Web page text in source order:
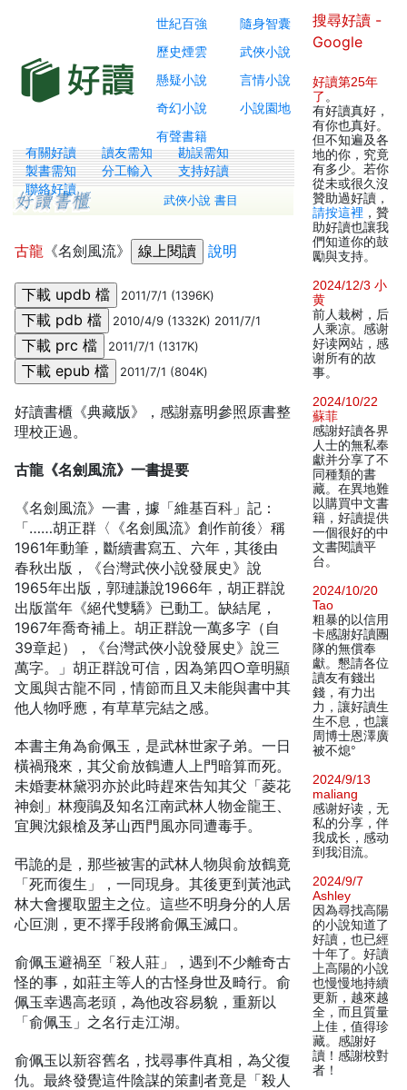
世紀百強
隨身智囊
歷史煙雲
武俠小說
懸疑小說
言情小說
奇幻小說
小說園地
有聲書籍
有關好讀 讀友需知
勘誤需知
製書需知
分工輸入
支持好讀
聯絡好讀
武俠小說 書目
古龍 《名劍風流》 說明
2011/7/1 (1396K)
2010/4/9 (1332K) 2011/7/1
2011/7/1 (1317K)
2011/7/1 (804K)
好讀書櫃《典藏版》，感謝嘉明參照原書整
理校正過。
古龍《名劍風流》一書提要
《名劍風流》一書，據「維基百科」記：
「……胡正群〈《名劍風流》創作前後〉稱
1961年動筆，斷續書寫五、六年，其後由
春秋出版，《台灣武俠小說發展史》說
1965年出版，郭璉謙說1966年，胡正群說
出版當年《絕代雙驕》已動工。缺結尾，
1967年喬奇補上。胡正群說一萬多字（自
39章起），《台灣武俠小說發展史》說三
萬字。」胡正群說可信，因為第四○章明顯
文風與古龍不同，情節而且又未能與書中其
他人物呼應，有草草完結之感。
本書主角為俞佩玉，是武林世家子弟。一日
橫禍飛來，其父俞放鶴遭人上門暗算而死。
未婚妻林黛羽亦於此時趕來告知其父「菱花
神劍」林瘦鵑及知名江南武林人物金龍王、
宜興沈銀槍及茅山西門風亦同遭毒手。
弔詭的是，那些被害的武林人物與俞放鶴竟
「死而復生」，一同現身。其後更到黃池武
林大會攫取盟主之位。這些不明身分的人居
心叵測，更不擇手段將俞佩玉滅口。
俞佩玉避禍至「殺人莊」，遇到不少離奇古
怪的事，如莊主等人的古怪身世及畸行。俞
佩玉幸遇高老頭，為他改容易貌，重新以
「俞佩玉」之名行走江湖。
俞佩玉以新容舊名，找尋事件真相，為父復
仇。最終發覺這件陰謀的策劃者竟是「殺人
搜尋好讀 -
Google
好讀第25年
了 。
有好讀真好，
有你也真好。
但不知遍及各
地的你，究竟
有多少。若你
從未或很久沒
贊助過好讀，
請按這裡 ，贊
助好讀也讓我
們知道你的鼓
勵與支持。
2024/12/3 小
黄
前人栽树，后
人乘凉。感谢
好读网站，感
谢所有的故
事。
2024/10/22
蘇菲
感謝好讀各界
人士的無私奉
獻并分享了不
同種類的書
藏。在異地難
以購買中文書
籍，好讀提供
一個很好的中
文書閱讀平
台。
2024/10/20
Tao
粗暴的以信用
卡感謝好讀團
隊的無償奉
獻。懇請各位
讀友有錢出
錢，有力出
力，讓好讀生
生不息，也讓
周博士恩澤廣
被不熄°
2024/9/13
maliang
感谢好读，无
私的分享，伴
我成长，感动
到我泪流。
2024/9/7
Ashley
因為尋找高陽
的小說知道了
好讀，也已經
十年了。好讀
上高陽的小說
也慢慢地持續
更新，越來越
全，而且質量
上佳，值得珍
藏。感謝好
讀！感謝校對
者！